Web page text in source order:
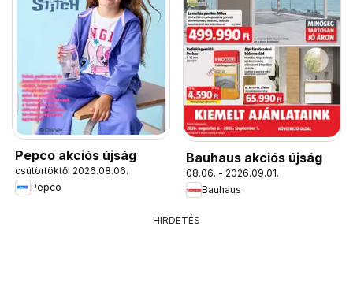
Pepco akciós újság
csütörtöktől 2026.08.06.
Pepco
Bauhaus akciós újság
08.06. - 2026.09.01.
Bauhaus
HIRDETÉS